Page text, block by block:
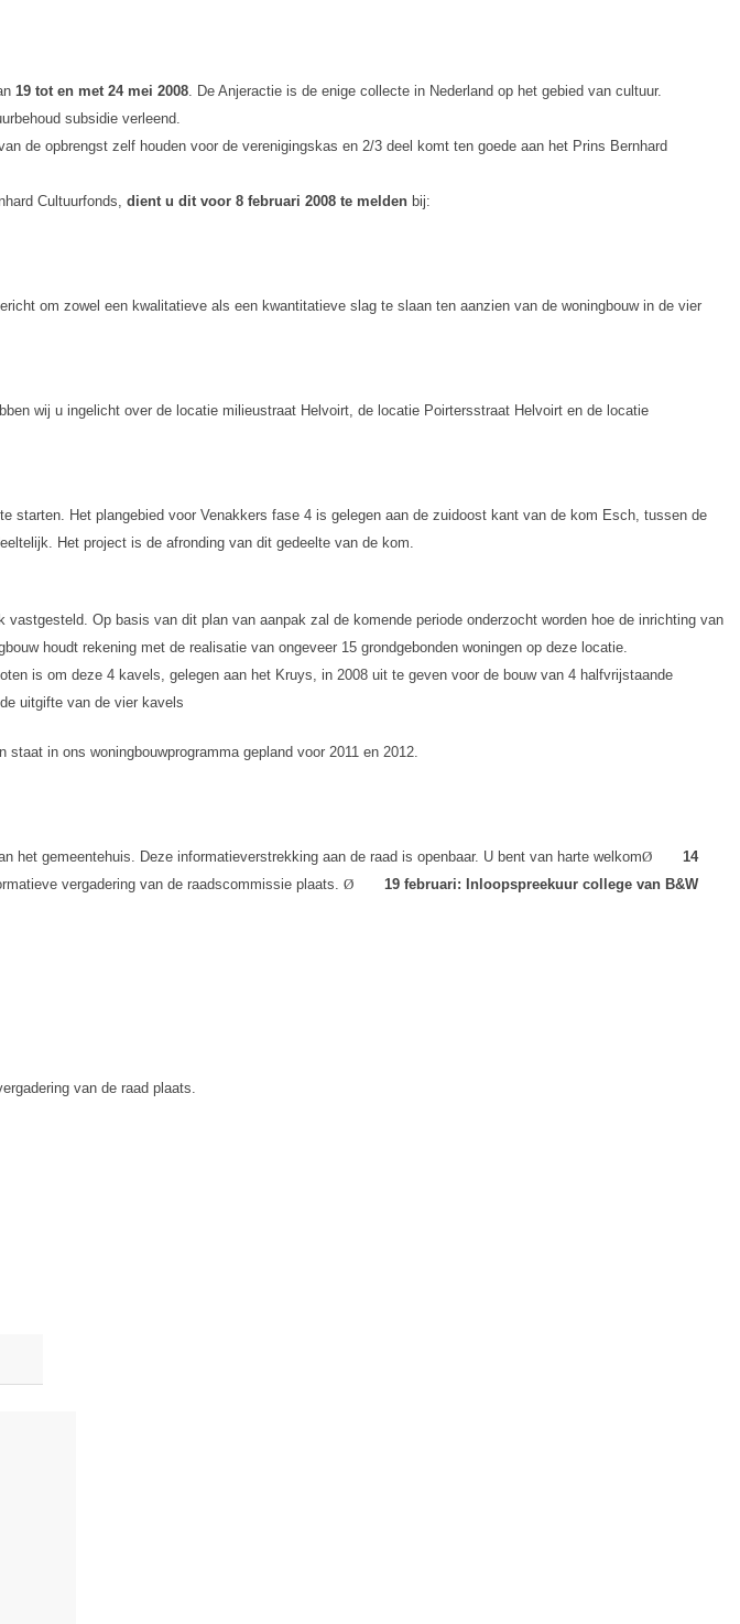
19 tot en met 24 mei 2008. De Anjeractie is de enige collecte in Nederland op het gebied van cultuur.
subsidie verleend.
de opbrengst zelf houden voor de verenigingskas en 2/3 deel komt ten goede aan het Prins Bernhard
Cultuurfonds, dient u dit voor 8 februari 2008 te melden bij:
om zowel een kwalitatieve als een kwantitatieve slag te slaan ten aanzien van de woningbouw in de vier
wij u ingelicht over de locatie milieustraat Helvoirt, de locatie Poirtersstraat Helvoirt en de locatie
starten. Het plangebied voor Venakkers fase 4 is gelegen aan de zuidoost kant van de kom Esch, tussen de
Het project is de afronding van dit gedeelte van de kom.
Op basis van dit plan van aanpak zal de komende periode onderzocht worden hoe de inrichting van
houdt rekening met de realisatie van ongeveer 15 grondgebonden woningen op deze locatie.
is om deze 4 kavels, gelegen aan het Kruys, in 2008 uit te geven voor de bouw van 4 halfvrijstaande
uitgifte van de vier kavels
in ons woningbouwprogramma gepland voor 2011 en 2012.
het gemeentehuis. Deze informatieverstrekking aan de raad is openbaar. U bent van harte welkomØ
14
vergadering van de raadscommissie plaats. Ø 19 februari: Inloopspreekuur college van B&W
van de raad plaats.